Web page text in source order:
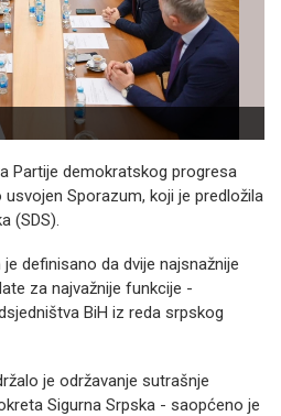
Partije demokratskog progresa
Sporazum, koji je predložila
(SDS).
definisano da dvije najsnažnije
za najvažnije funkcije -
BiH iz reda srpskog
je održavanje sutrašnje
Sigurna Srpska - saopćeno je